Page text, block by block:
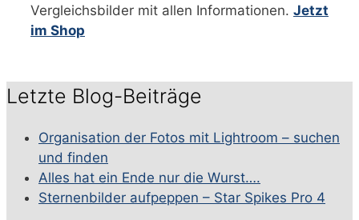
Vergleichsbilder mit allen Informationen. Jetzt
im Shop
Letzte Blog-Beiträge
Organisation der Fotos mit Lightroom – suchen
und finden
Alles hat ein Ende nur die Wurst….
Sternenbilder aufpeppen – Star Spikes Pro 4